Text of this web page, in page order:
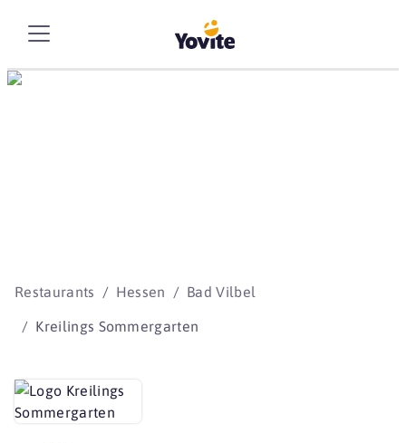
Restaurants Hessen Bad Vilbel
Kreilings Sommergarten